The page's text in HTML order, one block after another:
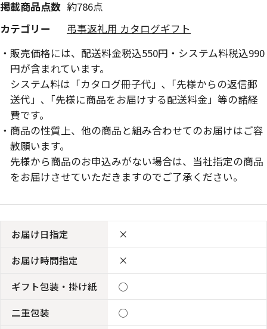
掲載商品点数 約786点
カテゴリー
弔事返礼用 カタログギフト
販売価格には、配送料金税込550円・システム料税込990
円が含まれています。
システム料は「カタログ冊子代」､「先様からの返信郵
送代」､「先様に商品をお届けする配送料金」等の諸経
費です。
商品の性質上、他の商品と組み合わせてのお届けはご容
赦願います。
先様から商品のお申込みがない場合は、当社指定の商品
をお届けさせていただきますのでご了承ください。
お届け日指定
×
お届け時間指定
×
ギフト包装・掛け紙
◯
二重包装
◯